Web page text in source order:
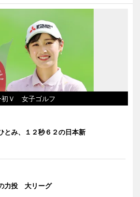
初Ｖ 女子ゴルフ
とみ、１２秒６２の日本新
力投 大リーグ